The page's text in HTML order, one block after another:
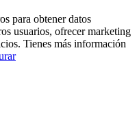
para obtener datos
usuarios, ofrecer marketing
Tienes más información